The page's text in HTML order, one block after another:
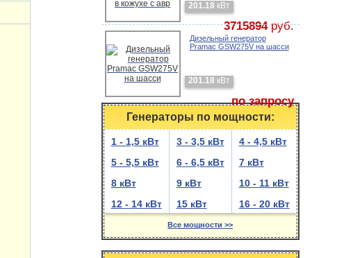
201.18 кВт
3715894руб.
Дизельный генератор
Pramac GSW275V на шасси
201.18 кВт
по запросу
Генераторы по мощности:
1 - 1,5 кВт 3 - 3,5 кВт
4 - 4,5 кВт
5 - 5,5 кВт
6 - 6,5 кВт
7 кВт
8 кВт
9 кВт
10 - 11 кВт
12 - 14 кВт
15 кВт 16 - 20 кВт
Все мощности >>